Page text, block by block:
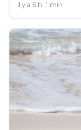
il y a 6 h 1 min